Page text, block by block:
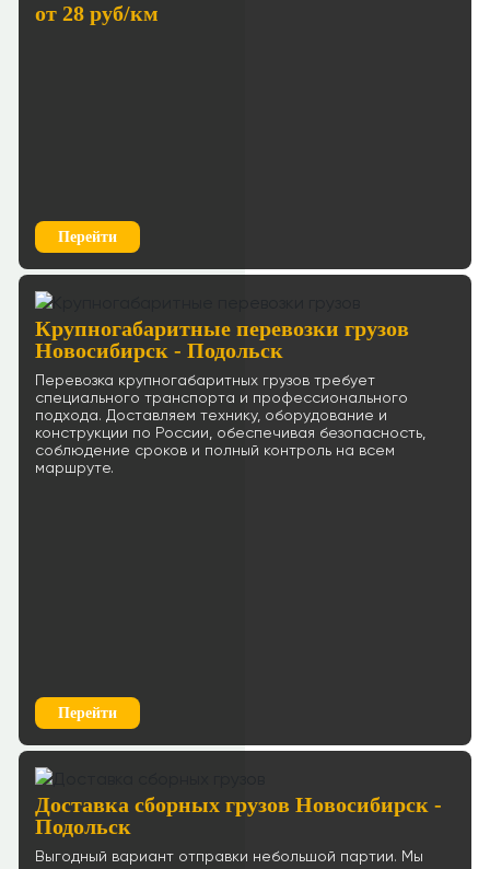
от 28 руб/км
Перейти
Крупногабаритные перевозки грузов
Новосибирск - Подольск
Перевозка крупногабаритных грузов требует
специального транспорта и профессионального
подхода. Доставляем технику, оборудование и
конструкции по России, обеспечивая безопасность,
соблюдение сроков и полный контроль на всем
маршруте.
Перейти
Доставка сборных грузов Новосибирск -
Подольск
Выгодный вариант отправки небольшой партии. Мы